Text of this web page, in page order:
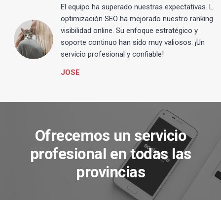
El equipo ha superado nuestras expectativas. La
optimización SEO ha mejorado nuestro ranking y
visibilidad online. Su enfoque estratégico y
soporte continuo han sido muy valiosos. ¡Un
servicio profesional y confiable!
JOSE
Ofrecemos un servicio
profesional en todas las
provincias